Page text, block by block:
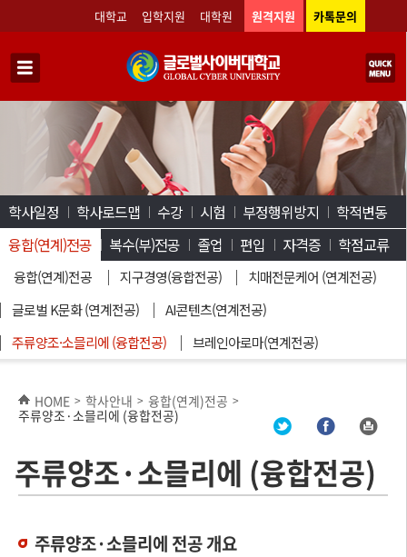
대학교 입학지원 대학원 원격지원 카톡문의
학사일정 학사로드맵 수강 시험 부정행위방지
학적변동
융합(연계)전공
융합(연계)전공 지구경영(융합전공)
치매전문케어 (연계전공)
글로벌 K문화 (연계전공)
AI콘텐츠(연계전공)
주류양조·소믈리에 (융합전공)
브레인아로마(연계전공)
복수(부)전공 졸업 편입 자격증 학점교류
HOME > 학사안내 > 융합(연계)전공 >
주류양조·소믈리에 (융합전공)
주류양조·소믈리에 (융합전공)
주류양조·소믈리에 전공 개요